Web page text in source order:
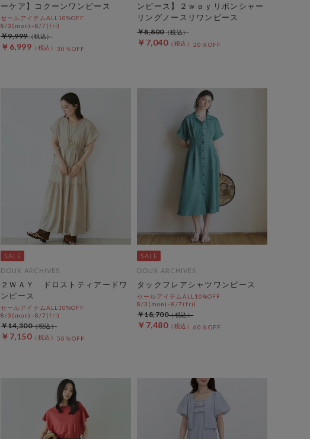
ーケア】コクーンワンピース
セールアイテムALL10%OFF
8/3(mon)~8/7(fri)
￥6,999 30％OFF
￥9,999
ンピース】２ｗａｙリボンシャー
リングノースリワンピース
￥7,040 20％OFF
￥8,800
DOUX ARCHIVES
２ＷＡＹ ドロストティアードワ
ンピース
セールアイテムALL10%OFF
8/3(mon)~8/7(fri)
￥7,150 50％OFF
￥14,300
DOUX ARCHIVES
タックフレアシャツワンピース
セールアイテムALL10%OFF
8/3(mon)~8/7(fri)
￥7,480 60％OFF
￥18,700